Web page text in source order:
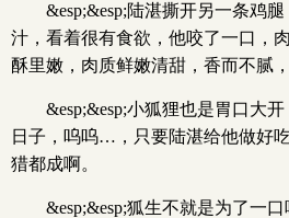
&esp;&esp;陆湛撕开另一条鸡
汁，看着很有食欲，他咬了一口，
酥里嫩，肉质鲜嫩清甜，香而不腻
&esp;&esp;小狐狸也是胃口大
日子，呜呜…，只要陆湛给他做好
猎都成啊。
&esp;&esp;狐生不就是为了一口